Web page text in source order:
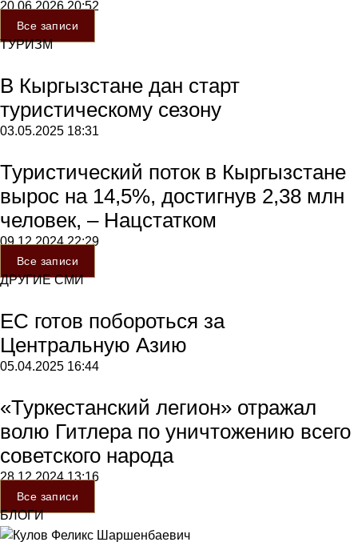
20.06.202620:52
Все записи
ТУРИЗМ
В Кыргызстане дан старт
туристическому сезону
03.05.2025 18:31
Туристический поток в Кыргызстане
вырос на 14,5%, достигнув 2,38 млн
человек, – Нацстатком
09.12.202422:29
Все записи
ДРУГИЕ СМИ
ЕС готов побороться за
Центральную Азию
05.04.2025 16:44
«Туркестанский легион» отражал
волю Гитлера по уничтожению всего
советского народа
28.12.202413:16
Все записи
БЛОГИ